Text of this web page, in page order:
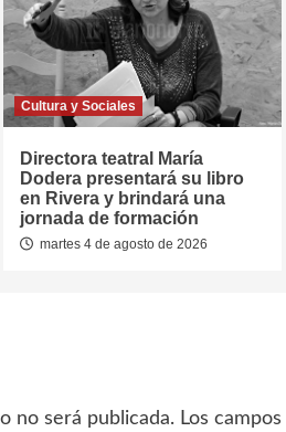
Cultura y Sociales
Directora teatral María
Dodera presentará su libro
en Rivera y brindará una
jornada de formación
martes 4 de agosto de 2026
no será publicada. Los